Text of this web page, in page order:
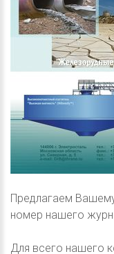
Предлагаем
номер нашего
Для всего нашего